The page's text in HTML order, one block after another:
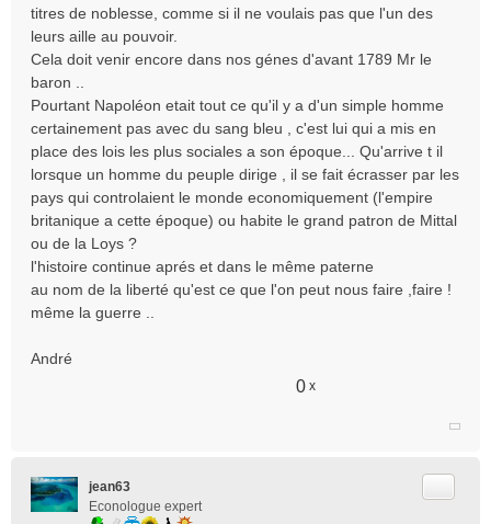
titres de noblesse, comme si il ne voulais pas que l'un des
leurs aille au pouvoir.
Cela doit venir encore dans nos génes d'avant 1789 Mr le
baron ..
Pourtant Napoléon etait tout ce qu'il y a d'un simple homme
certainement pas avec du sang bleu , c'est lui qui a mis en
place des lois les plus sociales a son époque... Qu'arrive t il
lorsque un homme du peuple dirige , il se fait écrasser par les
pays qui controlaient le monde economiquement (l'empire
britanique a cette époque) ou habite le grand patron de Mittal
ou de la Loys ?
l'histoire continue aprés et dans le même paterne
au nom de la liberté qu'est ce que l'on peut nous faire ,faire !
même la guerre ..
André
0 x
jean63
Econologue expert